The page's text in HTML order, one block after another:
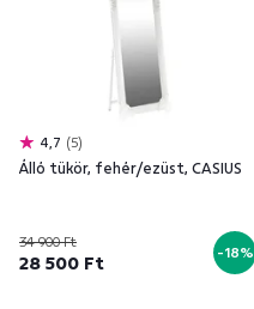
4,7 5
Álló tükör, fehér/ezüst, CASIUS
34 900 Ft
28 500 Ft -18%